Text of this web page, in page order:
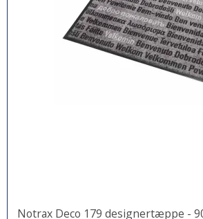
Notrax Deco 179 designertæppe -